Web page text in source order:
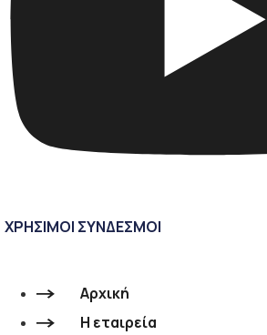
ΧΡΗΣΙΜΟΙ ΣΥΝΔΕΣΜΟΙ
Αρχική
Η εταιρεία